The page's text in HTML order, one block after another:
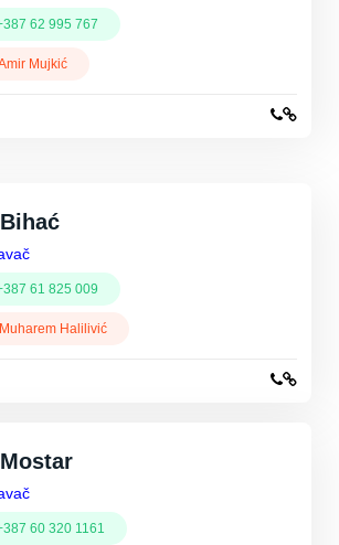
62 995 767
Mujkić
61 825 009
Halilivić
60 320 1161